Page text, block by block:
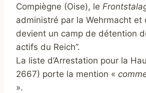
Compiègne (Oise), le
administré par la Wehrmacht et
devient un camp de détention
actifs du Reich”.
La liste d’Arrestation pour la
2667) porte la mention «
».